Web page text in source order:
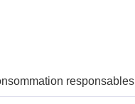
responsables